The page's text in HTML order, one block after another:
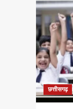
छत्तीसगढ़